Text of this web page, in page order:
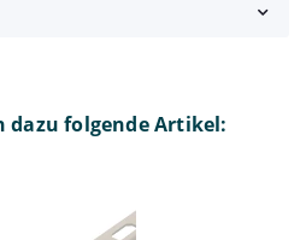
dazu folgende Artikel: